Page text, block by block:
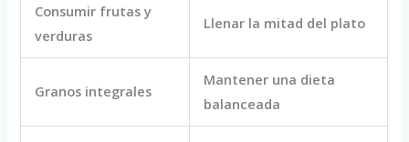
Consumir frutas y
verduras
Llenar la mitad del plato
Granos integrales
Mantener una dieta
balanceada